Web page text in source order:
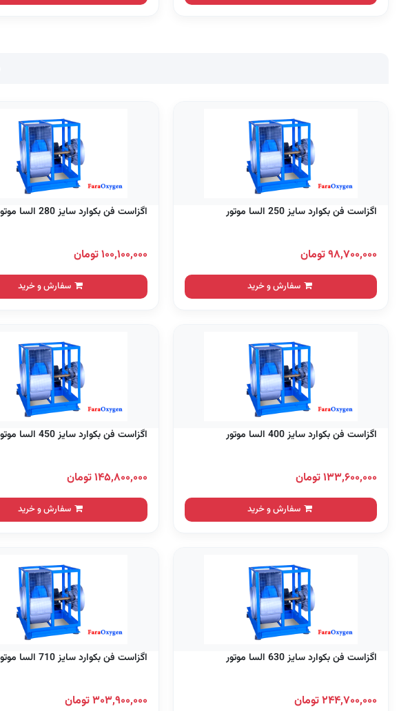
اگزاست فن بکوارد سایز 250 السا موتور
۹۸,۷۰۰,۰۰۰ تومان
سفارش و خرید
اگزاست فن بکوارد سایز 280 السا موتور
۱۰۰,۱۰۰,۰۰۰ تومان
سفارش و خرید
اگزاست فن بکوارد سایز 400 السا موتور
۱۳۳,۶۰۰,۰۰۰ تومان
سفارش و خرید
اگزاست فن بکوارد سایز 450 السا موتور
۱۴۵,۸۰۰,۰۰۰ تومان
سفارش و خرید
اگزاست فن بکوارد سایز 630 السا موتور
۲۴۴,۷۰۰,۰۰۰ تومان
اگزاست فن بکوارد سایز 710 السا موتور
۳۰۳,۹۰۰,۰۰۰ تومان